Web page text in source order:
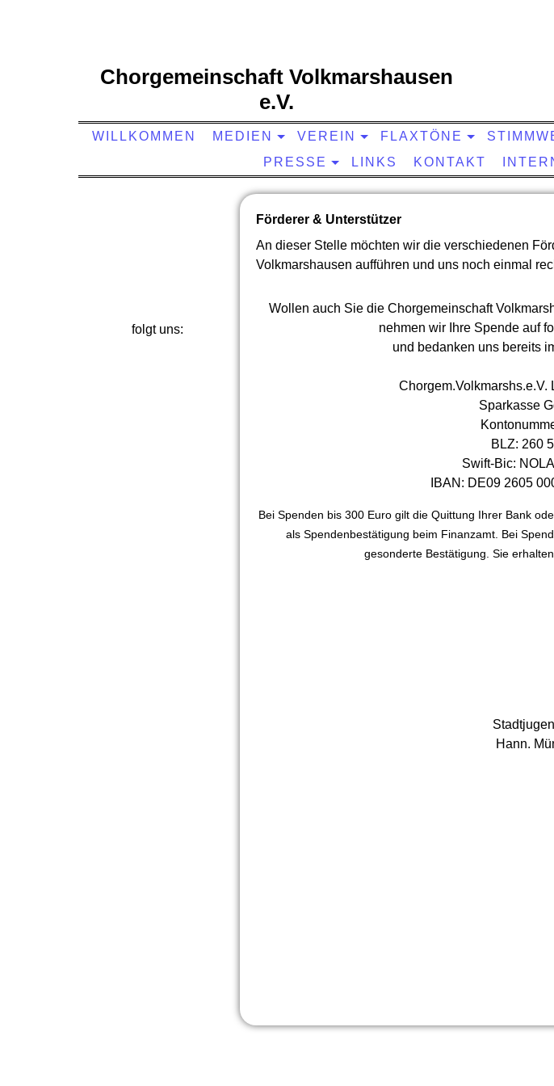
Chorgemeinschaft Volkmarshausen
e.V.
WILLKOMMEN MEDIEN VEREIN FLAXTÖNE
PRESSE
LINKS KONTAKT
Förderer & Unterstützer
An dieser Stelle möchten wir die verschiedenen
Volkmarshausen aufführen und uns noch einmal
Wollen auch Sie die Chorgemeinschaft
nehmen wir Ihre Spende auf
und bedanken uns bereits
Chorgem.Volkmarshs.e.V.
Sparkasse
BLZ: 260
Swift-Bic:
IBAN: DE09 2605
Bei Spenden bis 300 Euro gilt die Quittung Ihrer Bank
als Spendenbestätigung beim Finanzamt. Bei
gesonderte Bestätigung. Sie
Hann.
folgt uns: